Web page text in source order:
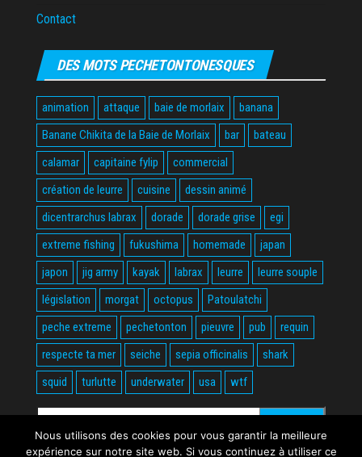
Contact
DES MOTS PECHETONTONESQUES
animation attaque baie de morlaix
banana
Banane Chikita de la Baie de Morlaix
bar
bateau
calamar
capitaine fylip
commercial
création de leurre
cuisine
dessin animé
dicentrarchus labrax
dorade dorade grise
egi
extreme fishing
fukushima homemade
japan
japon
jig army kayak labrax leurre
leurre souple
législation
morgat octopus
Patoulatchi
peche extreme
pechetonton pieuvre pub
requin
respecte ta mer
seiche sepia officinalis
shark
squid
turlutte underwater usa wtf
Rechercher :
Nous utilisons des cookies pour vous garantir la meilleure
expérience sur notre site web. Si vous continuez à utiliser ce